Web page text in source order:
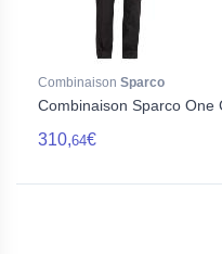
Combinaison Sparco
Combinaison Sparco One
310,64€